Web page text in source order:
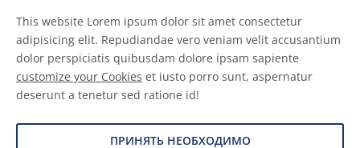
This website Lorem ipsum dolor sit amet consectetur
adipisicing elit. Repudiandae vero veniam velit accusantium
dolor perspiciatis quibusdam dolore ipsam sapiente
customize your Cookies et iusto porro sunt, aspernatur
deserunt a tenetur sed ratione id!
ПРИНЯТЬ НЕОБХОДИМО
Общие условия
Отказ от ответственности
Сведения о файлах cookie
Защита данных